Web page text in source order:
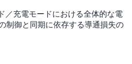
／充電モードにおける全体的な電
制御と同期に依存する導通損失の